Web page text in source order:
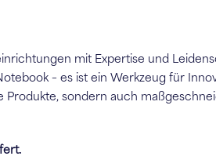
mit Expertise und
– es ist ein Werkzeug für
sondern auch